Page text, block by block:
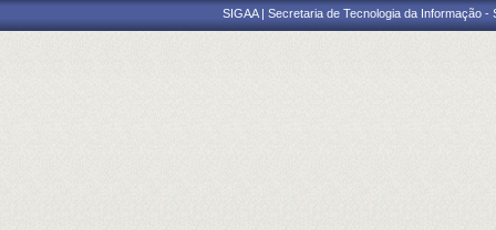
SIGAA | Secretaria de Tecnologia da Informação